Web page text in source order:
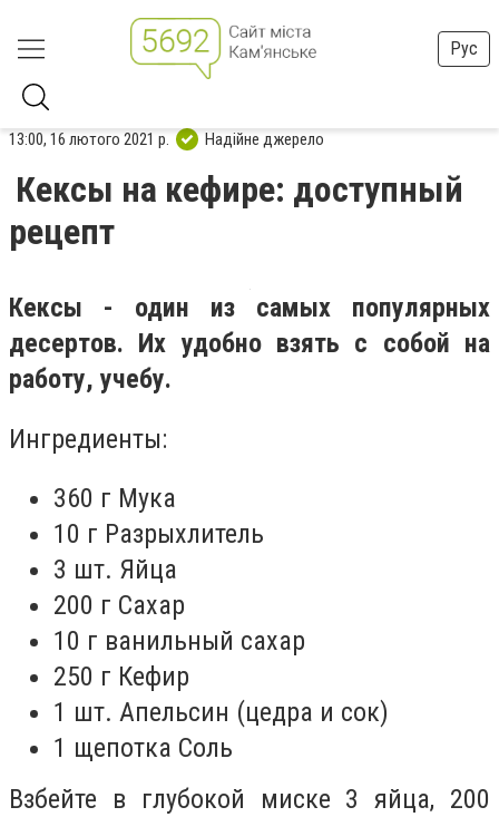
Рус
13:00, 16 лютого 2021 р. Надійне джерело
Кексы на кефире: доступный
рецепт
Кексы - один из самых популярных
десертов. Их удобно взять с собой на
работу, учебу.
Ингредиенты:
360 г Мука
10 г Разрыхлитель
3 шт. Яйца
200 г Сахар
10 г ванильный сахар
250 г Кефир
1 шт. Апельсин (цедра и сок)
1 щепотка Соль
Взбейте в глубокой миске 3 яйца, 200